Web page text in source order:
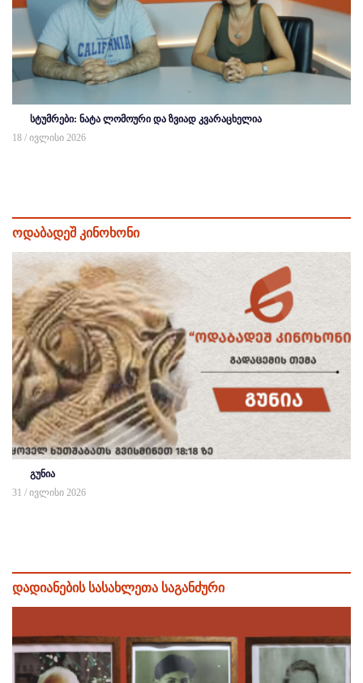
სტუმრები: ნატა ლომოური და ზვიად კვარაცხელია
18 / ივლისი 2026
ოდაბადეშ კინოხონი
გუნია
31 / ივლისი 2026
დადიანების სასახლეთა საგანძური